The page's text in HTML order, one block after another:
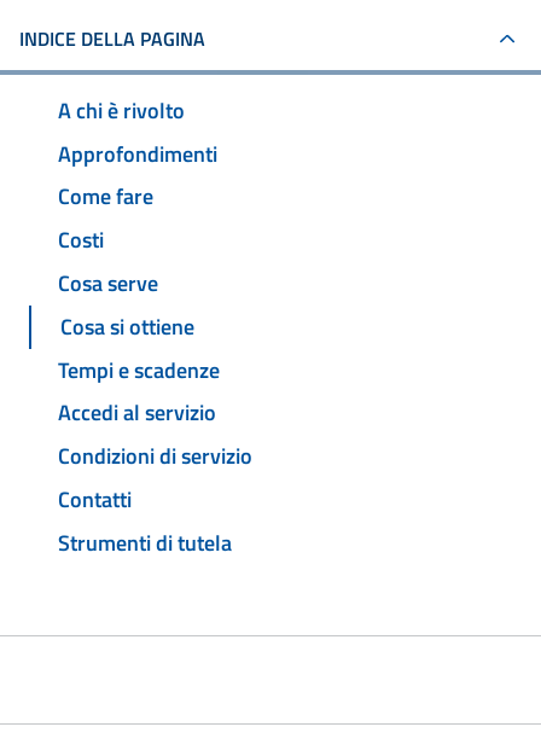
INDICE DELLA PAGINA
A chi è rivolto
Approfondimenti
Come fare
Costi
Cosa serve
Cosa si ottiene
Tempi e scadenze
Accedi al servizio
Condizioni di servizio
Contatti
Strumenti di tutela